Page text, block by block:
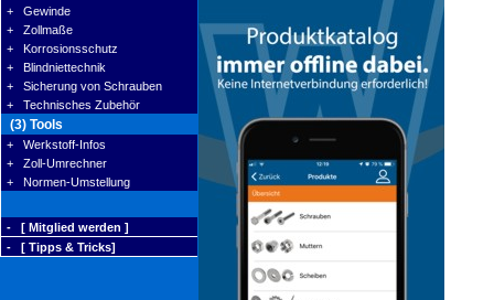
+ Gewinde
+ Zollmaße
+ Korrosionsschutz
+ Blindniettechnik
+ Sicherung von Schrauben
+ Technisches Zubehör
(3) Tools
+ Werkstoff-Infos
+ Zoll-Umrechner
+ Normen-Umstellung
- [ Mitglied werden ]
- [ Tipps & Tricks]